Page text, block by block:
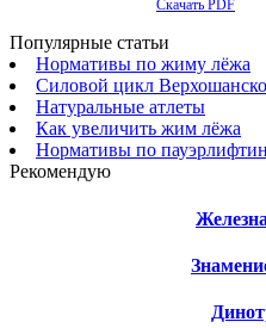
Скачать PDF
Популярные статьи
Нормативы по жиму лёжа
Силовой цикл
Натуральные атлеты
Как увеличить жим лёжа
Нормативы по
Рекомендую